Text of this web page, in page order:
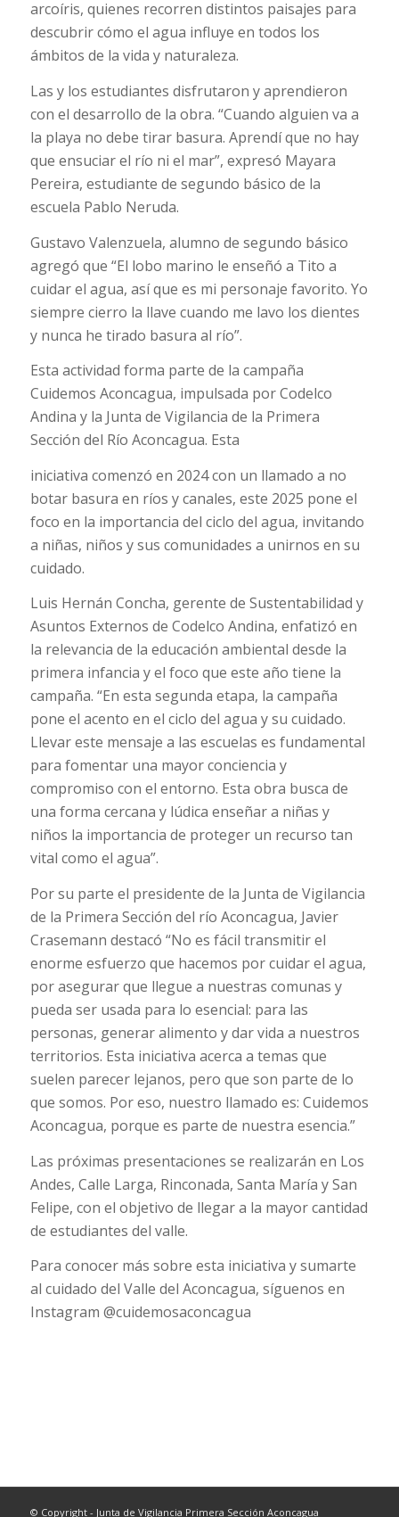
arcoíris, quienes recorren distintos paisajes para
descubrir cómo el agua influye en todos los
ámbitos de la vida y naturaleza.
Las y los estudiantes disfrutaron y aprendieron
con el desarrollo de la obra. “Cuando alguien va a
la playa no debe tirar basura. Aprendí que no hay
que ensuciar el río ni el mar”, expresó Mayara
Pereira, estudiante de segundo básico de la
escuela Pablo Neruda.
Gustavo Valenzuela, alumno de segundo básico
agregó que “El lobo marino le enseñó a Tito a
cuidar el agua, así que es mi personaje favorito. Yo
siempre cierro la llave cuando me lavo los dientes
y nunca he tirado basura al río”.
Esta actividad forma parte de la campaña
Cuidemos Aconcagua, impulsada por Codelco
Andina y la Junta de Vigilancia de la Primera
Sección del Río Aconcagua. Esta
iniciativa comenzó en 2024 con un llamado a no
botar basura en ríos y canales, este 2025 pone el
foco en la importancia del ciclo del agua, invitando
a niñas, niños y sus comunidades a unirnos en su
cuidado.
Luis Hernán Concha, gerente de Sustentabilidad y
Asuntos Externos de Codelco Andina, enfatizó en
la relevancia de la educación ambiental desde la
primera infancia y el foco que este año tiene la
campaña. “En esta segunda etapa, la campaña
pone el acento en el ciclo del agua y su cuidado.
Llevar este mensaje a las escuelas es fundamental
para fomentar una mayor conciencia y
compromiso con el entorno. Esta obra busca de
una forma cercana y lúdica enseñar a niñas y
niños la importancia de proteger un recurso tan
vital como el agua”.
Por su parte el presidente de la Junta de Vigilancia
de la Primera Sección del río Aconcagua, Javier
Crasemann destacó “No es fácil transmitir el
enorme esfuerzo que hacemos por cuidar el agua,
por asegurar que llegue a nuestras comunas y
pueda ser usada para lo esencial: para las
personas, generar alimento y dar vida a nuestros
territorios. Esta iniciativa acerca a temas que
suelen parecer lejanos, pero que son parte de lo
que somos. Por eso, nuestro llamado es: Cuidemos
Aconcagua, porque es parte de nuestra esencia.”
Las próximas presentaciones se realizarán en Los
Andes, Calle Larga, Rinconada, Santa María y San
Felipe, con el objetivo de llegar a la mayor cantidad
de estudiantes del valle.
Para conocer más sobre esta iniciativa y sumarte
al cuidado del Valle del Aconcagua, síguenos en
Instagram @cuidemosaconcagua
© Copyright - Junta de Vigilancia Primera Sección Aconcagua